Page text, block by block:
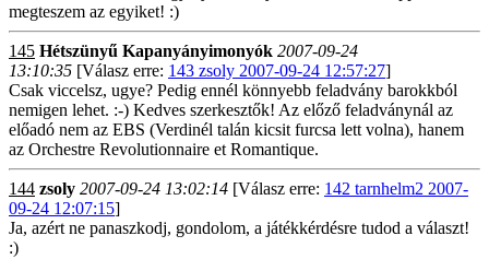
megteszem az egyiket! :)
145 Hétszünyű Kapanyányimonyók 2007-09-24
13:10:35 [Válasz erre: 143 zsoly 2007-09-24 12:57:27]
Csak viccelsz, ugye? Pedig ennél könnyebb feladvány barokkból
nemigen lehet. :-) Kedves szerkesztők! Az előző feladványnál az
előadó nem az EBS (Verdinél talán kicsit furcsa lett volna), hanem
az Orchestre Revolutionnaire et Romantique.
144 zsoly 2007-09-24 13:02:14 [Válasz erre: 142 tarnhelm2 2007-
09-24 12:07:15]
Ja, azért ne panaszkodj, gondolom, a játékkérdésre tudod a választ!
:)